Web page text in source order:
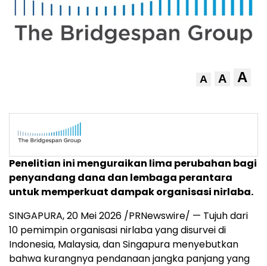
A A A
Penelitian ini menguraikan lima perubahan bagi
penyandang dana dan lembaga perantara
untuk memperkuat dampak organisasi nirlaba.
SINGAPURA,20 Mei 2026 /PRNewswire/ — Tujuh dari
10 pemimpin organisasi nirlaba yang disurvei di
Indonesia, Malaysia, dan Singapura menyebutkan
bahwa kurangnya pendanaan jangka panjang yang